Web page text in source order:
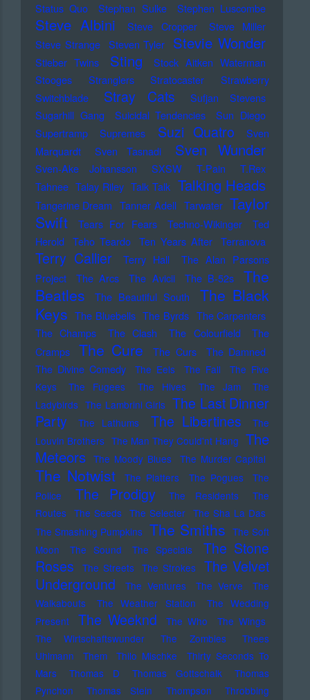
Status Quo
Stephan Sulke Stephen Luscombe
Steve Albini Steve Cropper
Steve Miller
Steve Strange Steven Tyler Stevie Wonder
Stieber Twins Sting
Stock Aitken Waterman
Stooges
Stranglers Stratocaster
Strawberry
Switchblade
Stray Cats
Sufjan Stevens
Sugarhill Gang
Suicidal Tendencies
Sun Diego
Supertramp
Supremes Suzi Quatro
Sven
Marquardt
Sven Tasnadi Sven Wunder
Sven-Ake Johansson SXSW T-Pain
T.Rex
Tahnee Talay Riley Talk Talk Talking Heads
Tangerine Dream Tanner Adell Tarwater Taylor
Swift
Tears For Fears Techno-Wikinger
Ted
Herold
Teho Teardo Ten Years After Terranova
Terry Callier Terry Hall
The Alan Parsons
Project
The Arcs The Avicii The B-52s
The
Beatles
The Beautiful South
The Black
Keys The Bluebells The Byrds The Carpenters
The Champs
The Clash The Colourfield
The
Cramps
The Cure The Curs
The Damned
The Divine Comedy
The Eels The Fall
The Five
Keys
The Fugees The Hives The Jam
The
Ladybirds The Lambrini Girls The Last Dinner
Party
The Lathums The Libertines
The
Louvin Brothers The Man They Could'nt Hang The
Meteors The Moody Blues The Murder Capital
The Notwist The Platters The Pogues
The
Police
The Prodigy The Residents
The
Routes The Seeds The Selecter The Sha La Das
The Smashing Pumpkins The Smiths The Soft
Moon
The Sound The Specials
The Stone
Roses
The Streets The Strokes
The Velvet
Underground
The Ventures The Verve
The
Walkabouts
The Weather Station
The Wedding
Present
The Weeknd The Who
The Wings
The Wirtschaftswunder
The Zombies
Thees
Uhlmann
Them Thilo Mischke
Thirty Seconds To
Mars
Thomas D Thomas Gottschalk
Thomas
Pynchon
Thomas Stein Thompson
Throbbing